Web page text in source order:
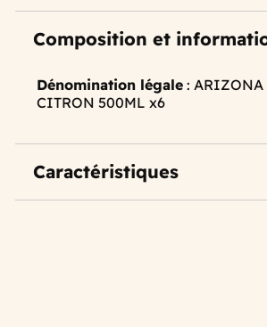
Composition et
Dénomination légale : ARIZONA
CITRON 500ML x6
Caractéristiques